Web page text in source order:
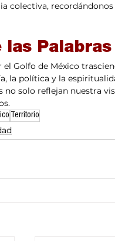
colectiva,
las Palabras
Golfo de México
la política y la
no solo reflejan nuestra
Territorio